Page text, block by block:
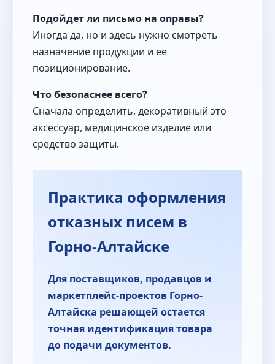
Подойдет ли письмо на оправы?
Иногда да, но и здесь нужно смотреть
назначение продукции и ее
позиционирование.
Что безопаснее всего?
Сначала определить, декоративный это
аксессуар, медицинское изделие или
средство защиты.
Практика оформления
отказных писем в
Горно-Алтайске
Для поставщиков, продавцов и
маркетплейс-проектов Горно-
Алтайска решающей остается
точная идентификация товара
до подачи документов.